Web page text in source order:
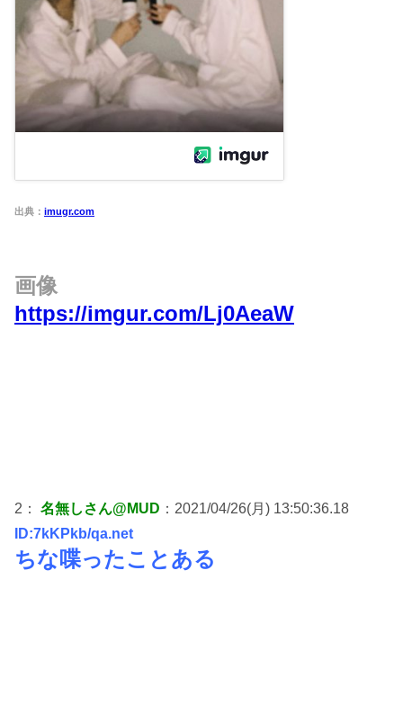
出典： imugr.com
画像
https://imgur.com/Lj0AeaW
2： 名無しさん@MUD ：2021/04/26(月) 13:50:36.18
ID:7kKPkb/qa.net
ちな喋ったことある